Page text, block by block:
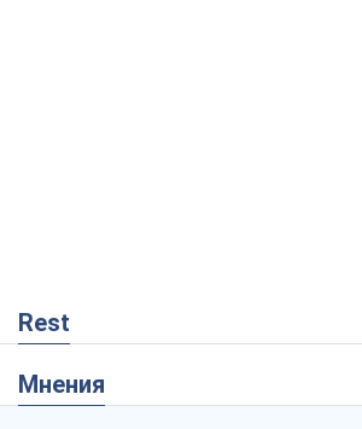
Rest
Мнения